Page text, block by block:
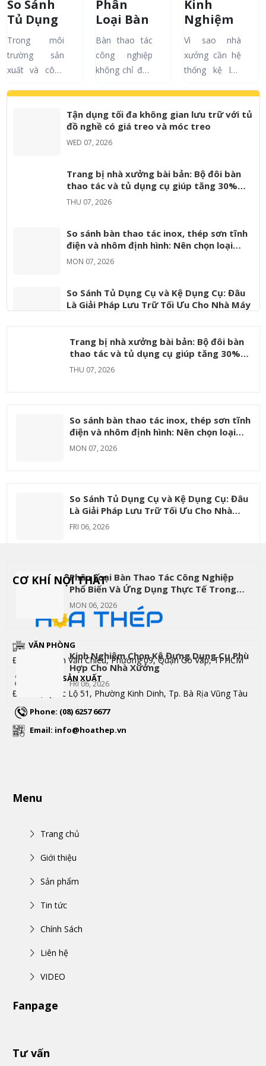
So Sánh
Tủ Dụng
Cụ và Kệ
Dụng Cụ:
Đâu Là
Giải
Pháp
Trong môi
trường sản
xuất và công
sắp xếp dụng
Phân
Loại Bàn
Thao Tác
Công
Nghiệp
Phổ Biến
Và Ứng
Dụng
Thực Tế
Trong
Ngành
Bàn thao tác
công nghiệp
không chỉ đơn
mặt phẳng để
làm việc.
Trong môi
trường sản
nó được xem
là một công
cụ...
Kinh
Nghiệm
Chọn Kệ
Đựng
Dụng Cụ
Phù Hợp
Cho Nhà
Xưởng
Vì sao nhà
xưởng cần hệ
thống kệ lưu
Các loại kệ
công nghiệp
phổ biến và
chọn kệ phù
hợp...
Tận dụng tối đa không gian lưu trữ với tủ
đồ nghề có giá treo và móc treo
WED 07, 2026
Trang bị nhà xưởng bài bản: Bộ đôi bàn
thao tác và tủ dụng cụ giúp tăng 30%
hiệu suất
THU 07, 2026
So sánh bàn thao tác inox, thép sơn tĩnh
điện và nhôm định hình: Nên chọn loại
nào?
MON 07, 2026
So Sánh Tủ Dụng Cụ và Kệ Dụng Cụ: Đâu
Là Giải Pháp Lưu Trữ Tối Ưu Cho Nhà Máy
Phân Loại Bàn Thao Tác Công Nghiệp Phổ
Ngành
Trang bị nhà xưởng bài bản: Bộ đôi bàn
thao tác và tủ dụng cụ giúp tăng 30%
hiệu suất
THU 07, 2026
So sánh bàn thao tác inox, thép sơn tĩnh
điện và nhôm định hình: Nên chọn loại
nào?
MON 07, 2026
So Sánh Tủ Dụng Cụ và Kệ Dụng Cụ: Đâu
Là Giải Pháp Lưu Trữ Tối Ưu Cho Nhà
Máy
FRI 06, 2026
Phân Loại Bàn Thao Tác Công Nghiệp
Phổ Biến Và Ứng Dụng Thực Tế Trong
Từng Ngành
MON 06, 2026
Kinh Nghiệm Chọn Kệ Đựng Dụng Cụ Phù
Hợp Cho Nhà Xưởng
FRI 06, 2026
CƠ KHÍ NỘI THẤT
VĂN PHÒNG
Đc: 172 Phạm Văn Chiêu, Phường 09, Quận Gò Vấp, TPHCM
XƯỞNG SẢN XUẤT
Đc: 197, Quốc Lộ 51, Phường Kinh Dinh, Tp. Bà Rịa Vũng Tàu
Phone: (08) 6257 6677
Email: info@hoathep.vn
Menu
Trang chủ
Giới thiệu
Sản phẩm
Tin tức
Chính Sách
Liên hệ
VIDEO
Fanpage
Tư vấn